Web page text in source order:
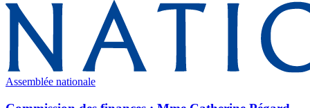
Assemblée nationale